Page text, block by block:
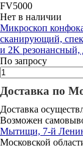
FV5000
Нет в наличии
Микроскоп
сканирующий,
и 2K резонансный,
По запросу
Доставка по
Доставка
Возможен
Мытищи, 7-й
Московской